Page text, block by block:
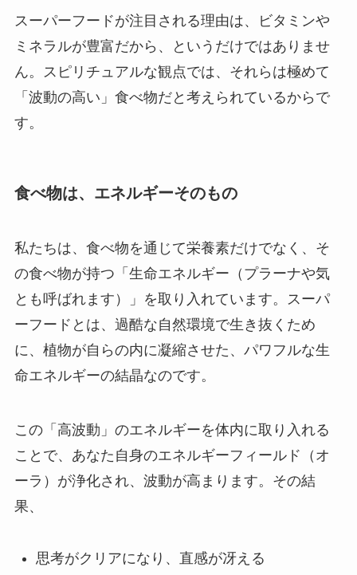
スーパーフードが注目される理由は、ビタミンや
ミネラルが豊富だから、というだけではありませ
ん。スピリチュアルな観点では、それらは極めて
「波動の高い」食べ物だと考えられているからで
す。
食べ物は、エネルギーそのもの
私たちは、食べ物を通じて栄養素だけでなく、そ
の食べ物が持つ「生命エネルギー（プラーナや気
とも呼ばれます）」を取り入れています。スーパ
ーフードとは、過酷な自然環境で生き抜くため
に、植物が自らの内に凝縮させた、パワフルな生
命エネルギーの結晶なのです。
この「高波動」のエネルギーを体内に取り入れる
ことで、あなた自身のエネルギーフィールド（オ
ーラ）が浄化され、波動が高まります。その結
果、
思考がクリアになり、直感が冴える